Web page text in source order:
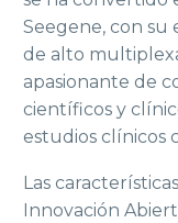
Seegene, con su
de alto
apasionante de
científicos y
estudios clínicos
Las
Innovación